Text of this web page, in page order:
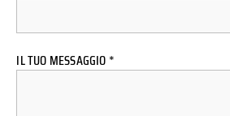
IL TUO MESSAGGIO *